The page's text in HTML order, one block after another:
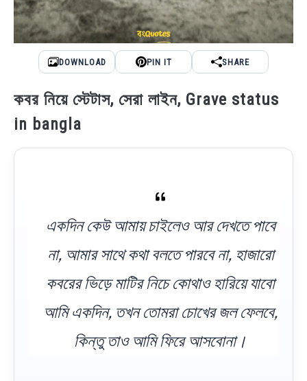
DOWNLOAD PIN IT SHARE
কবর নিয়ে স্টেটাস, সেরা লাইন, Grave status
in bangla
একদিন কেউ আমায় চাইলেও আর দেখতে পাবে
না, আমার সাথে কথা বলতে পারবে না, হাজারো
কবরের ভিড়ে মাটির নিচে কোথাও হারিয়ে যাবো
আমি একদিন, তখন তোমরা চোখের জল ফেলবে,
কিন্তু তাও আমি ফিরে আসবোনা।